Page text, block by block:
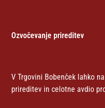
Ozvočevanje prireditev
V Trgovini Bobenček lahko
prireditev in celotne avdio